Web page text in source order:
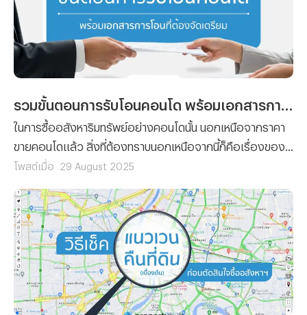
ในการซื้ออสังหาริมทรัพย์อย่างคอนโดนั้น นอกเหนือจากราคา
ขายคอนโดแล้ว สิ่งที่ต้องทราบนอกเหนือจากนี้ก็คือเรื่องของ
ขั้นตอนต่างๆ ที่ผู้ซื้อทุกรายจะต้องทำความเข้าใจ เพราะไม่ว่าจะ
คอนโดมือสองต่อจากผู้เป็นเจ้าของก็ตาม ขั้นตอนของการ โอน
คอนโด คือเรื่องที่จะสร้างความปวดหัวไม่น้อยสำหรับใครที่ไม่
เคยทำความเข้าใจมาก่อน
โพสต์เมื่อ 29 August 2025